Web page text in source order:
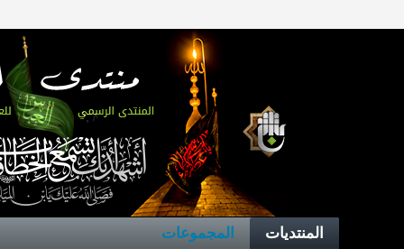
المنتديات المجموعات